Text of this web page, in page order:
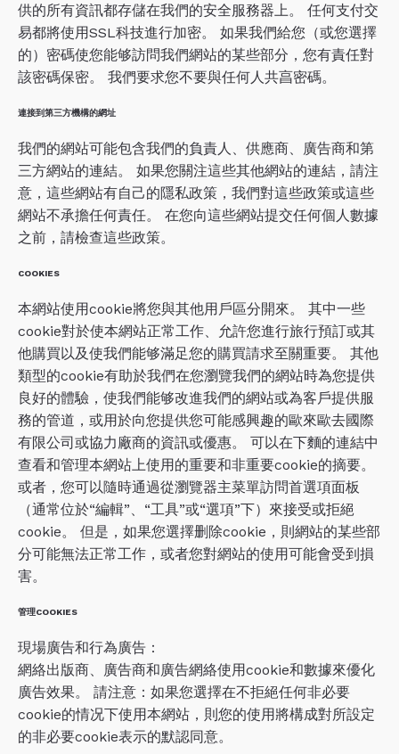
供的所有資訊都存儲在我們的安全服務器上。 任何支付交
易都將使用SSL科技進行加密。 如果我們給您（或您選擇
的）密碼使您能够訪問我們網站的某些部分，您有責任對
該密碼保密。 我們要求您不要與任何人共亯密碼。
連接到第三方機構的網址
我們的網站可能包含我們的負責人、供應商、廣告商和第
三方網站的連結。 如果您關注這些其他網站的連結，請注
意，這些網站有自己的隱私政策，我們對這些政策或這些
網站不承擔任何責任。 在您向這些網站提交任何個人數據
之前，請檢查這些政策。
COOKIES
本網站使用cookie將您與其他用戶區分開來。 其中一些
cookie對於使本網站正常工作、允許您進行旅行預訂或其
他購買以及使我們能够滿足您的購買請求至關重要。 其他
類型的cookie有助於我們在您瀏覽我們的網站時為您提供
良好的體驗，使我們能够改進我們的網站或為客戶提供服
務的管道，或用於向您提供您可能感興趣的歐來歐去國際
有限公司或協力廠商的資訊或優惠。 可以在下麵的連結中
查看和管理本網站上使用的重要和非重要cookie的摘要。
或者，您可以隨時通過從瀏覽器主菜單訪問首選項面板
（通常位於“編輯”、“工具”或“選項”下）來接受或拒絕
cookie。 但是，如果您選擇删除cookie，則網站的某些部
分可能無法正常工作，或者您對網站的使用可能會受到損
害。
管理COOKIES
現場廣告和行為廣告：
網絡出版商、廣告商和廣告網絡使用cookie和數據來優化
廣告效果。 請注意：如果您選擇在不拒絕任何非必要
cookie的情况下使用本網站，則您的使用將構成對所設定
的非必要cookie表示的默認同意。